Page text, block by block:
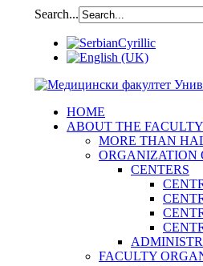
Search...
HOME
ABOUT THE FACULTY
MORE THAN
ORGANIZATION
CENTERS
FACULTY